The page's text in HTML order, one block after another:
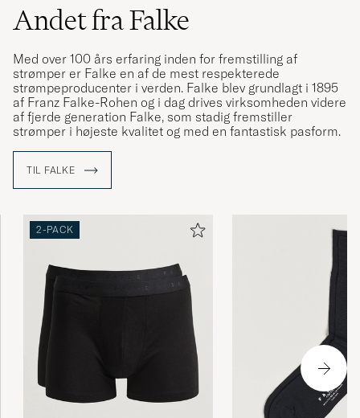
Andet fra Falke
Med over 100 års erfaring inden for fremstilling af
strømper er Falke en af de mest respekterede
strømpeproducenter i verden. Falke blev grundlagt i 1895
af Franz Falke-Rohen og i dag drives virksomheden videre
af fjerde generation Falke, som stadig fremstiller
strømper i højeste kvalitet og med en fantastisk pasform.
TIL FALKE
2-PACK